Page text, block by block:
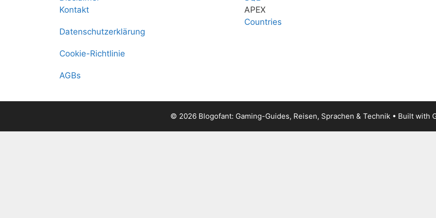
Kontakt
Datenschutzerklärung
Cookie-Richtlinie
AGBs
APEX
Countries
© 2026 Blogofant: Gaming-Guides, Reisen, Sprachen & Technik• Built with